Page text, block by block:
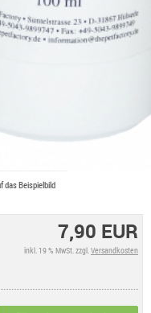
das Beispielbild
7,90 EUR
inkl. 19 % MwSt. zzgl. Versandkosten